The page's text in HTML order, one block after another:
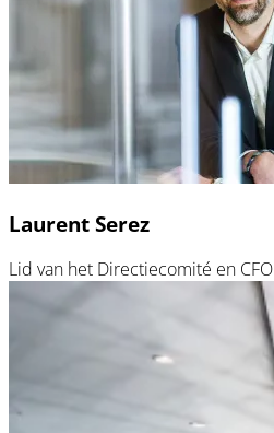
Laurent Serez
Lid van het Directiecomité en CFO